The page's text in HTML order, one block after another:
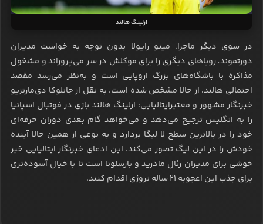
ارلینگ هالند
در سوی دیگر ماجرا، مینو رایولا بدون توجه به خواست مدیران
دورتموند، رویاهای دیگری را برای موکلش در سر می‌پروراند و مشغول
مذاکره با باشگاه‌های بزرگ اروپایی است و به‌نظر می‌رسد مقصد
احتمالی هالند، از حالا مشخص شده است. به نقل از جانلوکا دی‌مارتزیو
خبرنگار مشهور و معتبرایتالیایی: ارلینگ هالند بازی در فوتبال اسپانیا
را به انگلیس ترجیح می‌دهد و می‌خواهد گام بعدی دوران حرفه‌ای
خود را در بالاترین سطح لا لیگا بردارد و به نوعی از همین حالا آینده
خودش را در این لیگ تصور می‌کند. این ادعای خبرنگار ایتالیایی خبر
خوشی برای مدیران رئال مادرید و بارسلونا است تا با خیال آسوده‌تری
برای جذب این اعجوبه 21 ساله نروژی اقدام کنند.